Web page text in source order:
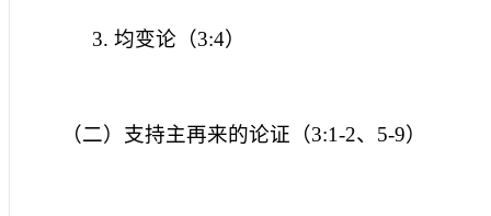
3.均变论（3:4）
（二）支持主再来的论证（3:1-2、 5-9）